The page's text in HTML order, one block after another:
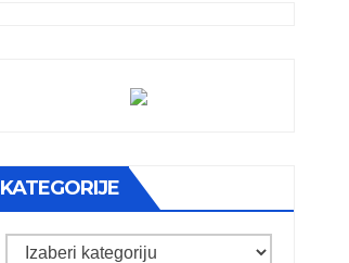
KATEGORIJE
Kategorije